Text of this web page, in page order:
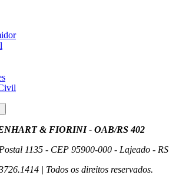
& FIORINI - OAB/RS 402
1135 - CEP 95900-000 - Lajeado - RS
| Todos os direitos reservados.